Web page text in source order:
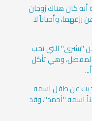
أنه كان هناك زوجان
وأحياناً لا
"بشرى" التي تحب
وهي تأكل
عن طفل اسمه
اسمه "أحمد"، وقد